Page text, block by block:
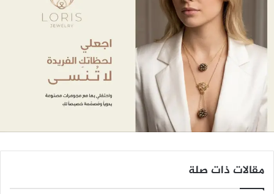
مقالات ذات صلة